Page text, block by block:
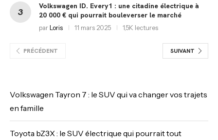
Volkswagen ID. Every1 : une citadine électrique à
20 000 € qui pourrait bouleverser le marché
parLoris 11 mars 2025 1,5K lectures
PRÉCÉDENT SUIVANT
Volkswagen Tayron 7 : le SUV qui va changer vos trajets
en famille
Toyota bZ3X : le SUV électrique qui pourrait tout